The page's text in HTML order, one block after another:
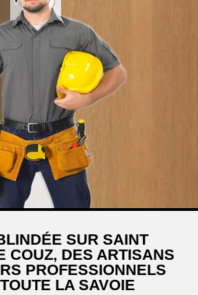
SUR SAINT
COUZ, DES ARTISANS
PROFESSIONNELS
LA SAVOIE